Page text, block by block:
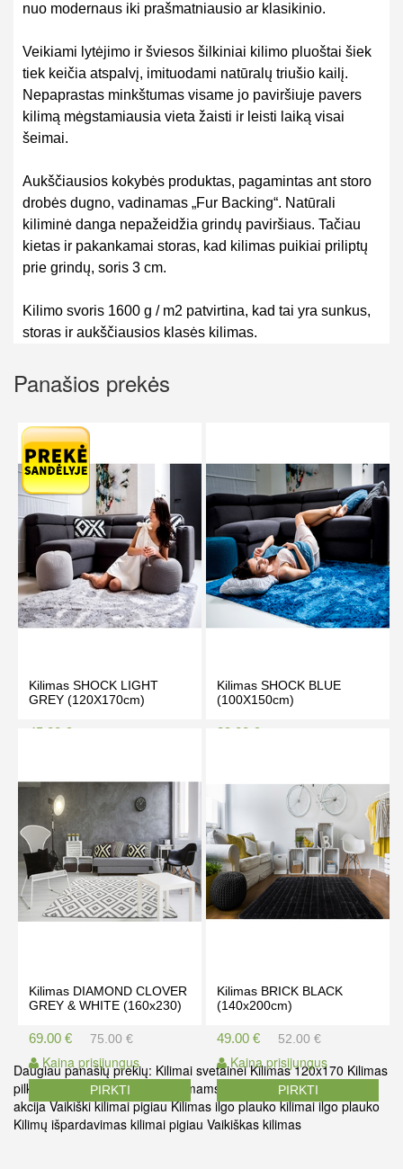
nuo modernaus iki prašmatniausio ar klasikinio.
Veikiami lytėjimo ir šviesos šilkiniai kilimo pluoštai šiek
tiek keičia atspalvį, imituodami natūralų triušio kailį.
Nepaprastas minkštumas visame jo paviršiuje pavers
kilimą mėgstamiausia vieta žaisti ir leisti laiką visai
šeimai.
Aukščiausios kokybės produktas, pagamintas ant storo
drobės dugno, vadinamas „Fur Backing“. Natūrali
kiliminė danga nepažeidžia grindų paviršiaus. Tačiau
kietas ir pakankamai storas, kad kilimas puikiai priliptų
prie grindų, soris 3 cm.
Kilimo svoris 1600 g / m2 patvirtina, kad tai yra sunkus,
storas ir aukščiausios klasės kilimas.
Panašios prekės
Kilimas SHOCK LIGHT
GREY (120X170cm)
45.00 €
PIRKTI
Kilimas SHOCK BLUE
(100X150cm)
29.00 €
PIRKTI
Kilimas DIAMOND CLOVER
GREY & WHITE (160x230)
69.00 €
Kaina prisijungus
75.00 €
PIRKTI
Kilimas BRICK BLACK
(140x200cm)
49.00 €
Kaina prisijungus
52.00 €
PIRKTI
Daugiau panašių prekių: Kilimai svetainei Kilimas 120x170 Kilimas
pilkas
Kilimas kainos Akcija kilimams Kilimas vaikams
akcija Vaikiški kilimai pigiau Kilimas ilgo plauko kilimai ilgo plauko
Kilimų išpardavimas kilimai pigiau Vaikiškas kilimas